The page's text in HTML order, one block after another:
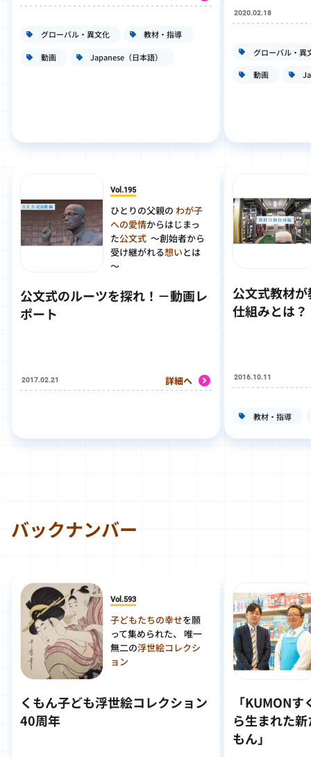
グローバル・異文化 教材・指導
動画 Japanese（日本語）
Vol.195
ひとりの父親の わが子
への愛情からはじまっ
た公文式～創始者から
受け継がれる想いとは
～
公文式のルーツを探れ！－動画レ
ポート
2017.02.21 詳細へ
2020.02.18
グローバル・異
動画
公文式教材
仕組みとは？
2016.10.11
教材・指導
バックナンバー
Vol.593
子どもたちの幸せを願
って集められた、 唯一
無二の浮世絵コレクシ
ョン
くもん子ども浮世絵コレクション
40周年
「KUMON
ら生まれた
もん」